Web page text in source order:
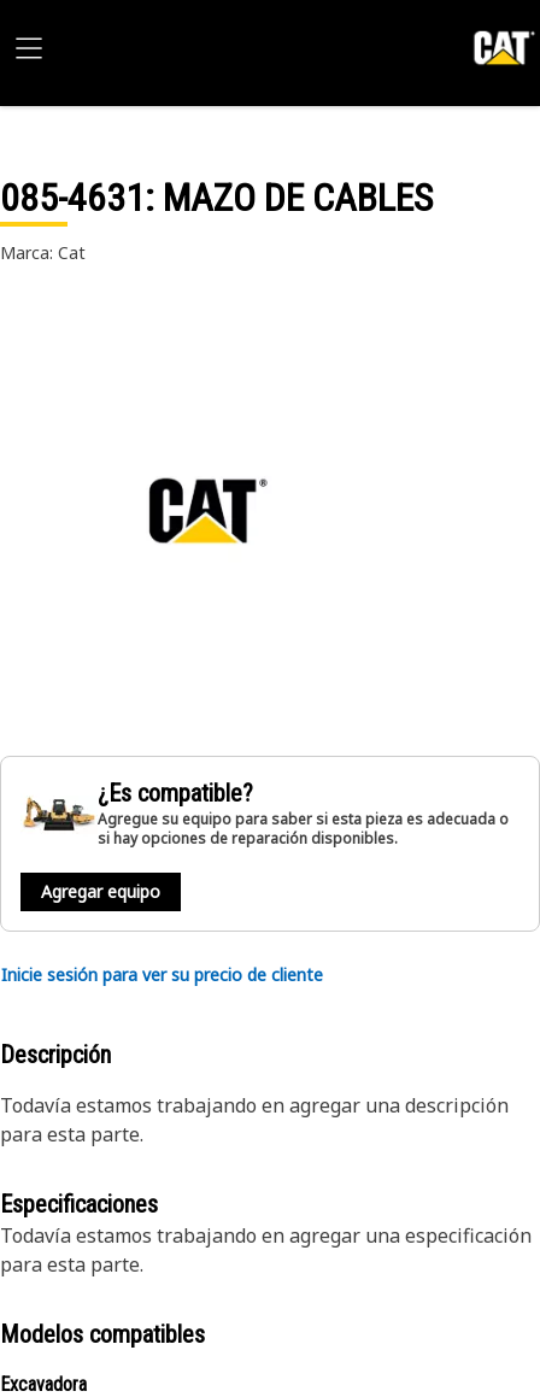
085-4631: MAZO DE CABLES
Marca: Cat
¿Es compatible?
Agregue su equipo para saber si esta pieza es adecuada o
si hay opciones de reparación disponibles.
Agregar equipo
Inicie sesión para ver su precio de cliente
Descripción
Todavía estamos trabajando en agregar una descripción
para esta parte.
Especificaciones
Todavía estamos trabajando en agregar una especificación
para esta parte.
Modelos compatibles
Excavadora